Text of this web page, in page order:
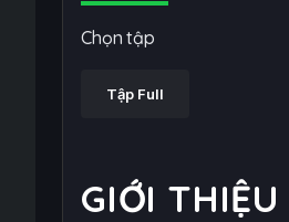
Chọn tập
Tập Full
GIỚI